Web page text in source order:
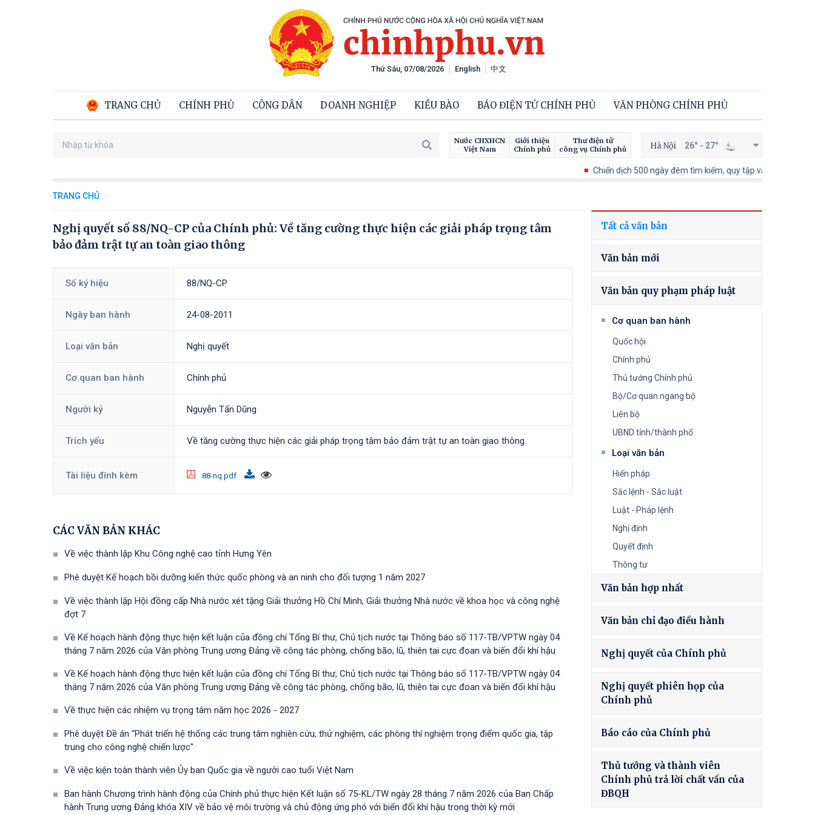
English 中文
TRANG CHỦ CHÍNH PHỦ CÔNG DÂN DOANH NGHIỆP KIỀU BÀO BÁO ĐIỆN TỬ CHÍNH PHỦ VĂN PHÒNG CHÍNH PHỦ
Thứ Sáu, 07/08/2026
Nước CHXHCN
Việt Nam
Giới thiệu
Chính phủ
Thư điện tử
công vụ Chính phủ
Hà Nội 26° - 27°
Chiến dịch 500 ngày đêm tìm kiếm, quy tập và xác định danh tính
TRANG CHỦ
Nghị quyết số 88/NQ-CP của Chính phủ: Về tăng cường thực hiện các giải pháp trọng tâm
bảo đảm trật tự an toàn giao thông
Số ký hiệu 88/NQ-CP
Ngày ban hành 24-08-2011
Loại văn bản Nghị quyết
Cơ quan ban hành Chính phủ
Người ký Nguyễn Tấn Dũng
Trích yếu Về tăng cường thực hiện các giải pháp trọng tâm bảo đảm trật tự an toàn giao thông
Tài liệu đính kèm 88-nq.pdf
CÁC VĂN BẢN KHÁC
Về việc thành lập Khu Công nghệ cao tỉnh Hưng Yên
Phê duyệt Kế hoạch bồi dưỡng kiến thức quốc phòng và an ninh cho đối tượng 1 năm 2027
Về việc thành lập Hội đồng cấp Nhà nước xét tặng Giải thưởng Hồ Chí Minh, Giải thưởng Nhà nước về khoa học và công nghệ
đợt 7
Về Kế hoạch hành động thực hiện kết luận của đồng chí Tổng Bí thư, Chủ tịch nước tại Thông báo số 117-TB/VPTW ngày 04
tháng 7 năm 2026 của Văn phòng Trung ương Đảng về công tác phòng, chống bão, lũ, thiên tai cực đoan và biến đổi khí hậu
Về Kế hoạch hành động thực hiện kết luận của đồng chí Tổng Bí thư, Chủ tịch nước tại Thông báo số 117-TB/VPTW ngày 04
tháng 7 năm 2026 của Văn phòng Trung ương Đảng về công tác phòng, chống bão, lũ, thiên tai cực đoan và biến đổi khí hậu
Về thực hiện các nhiệm vụ trọng tâm năm học 2026 - 2027
Phê duyệt Đề án “Phát triển hệ thống các trung tâm nghiên cứu, thử nghiệm, các phòng thí nghiệm trọng điểm quốc gia, tập
trung cho công nghệ chiến lược"
Về việc kiện toàn thành viên Ủy ban Quốc gia về người cao tuổi Việt Nam
Ban hành Chương trình hành động của Chính phủ thực hiện Kết luận số 75-KL/TW ngày 28 tháng 7 năm 2026 của Ban Chấp
hành Trung ương Đảng khóa XIV về bảo vệ môi trường và chủ động ứng phó với biến đổi khí hậu trong thời kỳ mới
Tất cả văn bản
Văn bản mới
Văn bản quy phạm pháp luật
Cơ quan ban hành
Quốc hội
Chính phủ
Thủ tướng Chính phủ
Bộ/Cơ quan ngang bộ
Liên bộ
UBND tỉnh/thành phố
Loại văn bản
Hiến pháp
Sắc lệnh - Sắc luật
Luật - Pháp lệnh
Nghị định
Quyết định
Thông tư
Văn bản hợp nhất
Văn bản chỉ đạo điều hành
Nghị quyết của Chính phủ
Nghị quyết phiên họp của
Chính phủ
Báo cáo của Chính phủ
Thủ tướng và thành viên
Chính phủ trả lời chất vấn của
ĐBQH